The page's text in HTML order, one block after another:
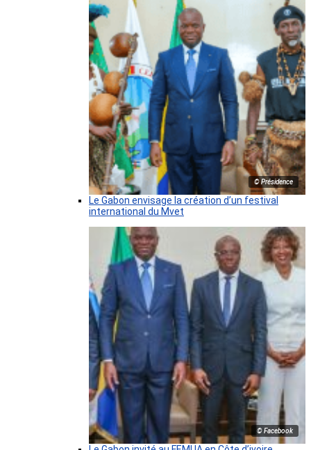
© Présidence
Le Gabon envisage la création d’un festival
international du Mvet
© Facebook